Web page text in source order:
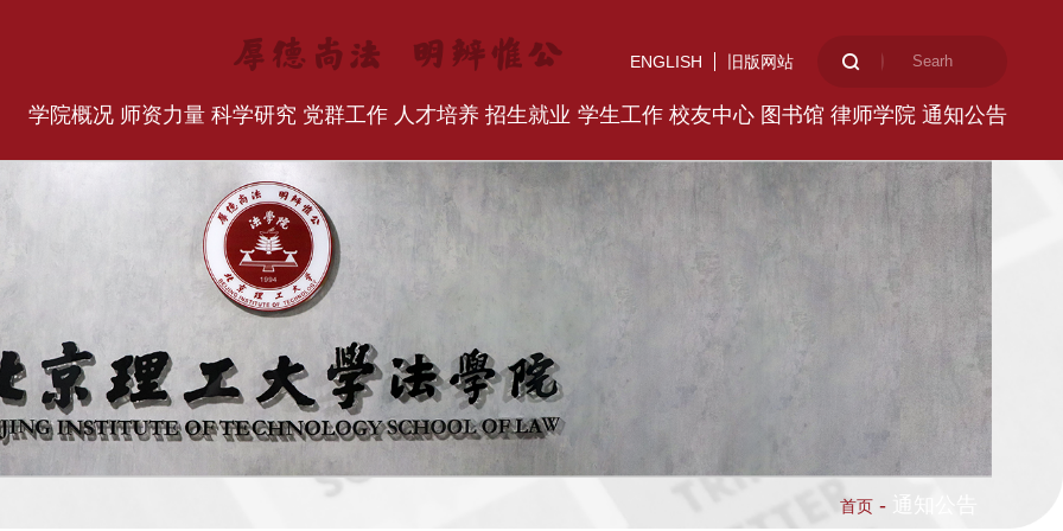
ENGLISH 旧版网站
学院概况 师资力量 科学研究 党群工作 人才培养 招生就业 学生工作 校友中心 图书馆 律师学院 通知公告
首页 -